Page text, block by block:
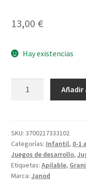
13,00 €
Hay existencias
cantidad
SKU: 3700217333102
Categorías: Infantil, 0-1
Juegos de desarrollo,
Etiquetas: Apilable,
Marca: Janod